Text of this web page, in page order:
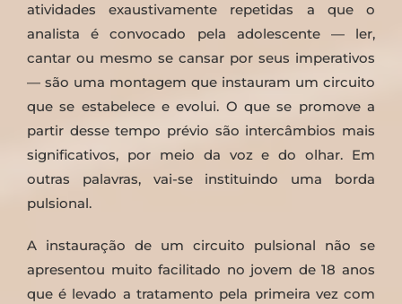
atividades exaustivamente repetidas a que o
analista é convocado pela adolescente — ler,
cantar ou mesmo se cansar por seus imperativos
— são uma montagem que instauram um circuito
que se estabelece e evolui. O que se promove a
partir desse tempo prévio são intercâmbios mais
significativos, por meio da voz e do olhar. Em
outras palavras, vai-se instituindo uma borda
pulsional.
A instauração de um circuito pulsional não se
apresentou muito facilitado no jovem de 18 anos
que é levado a tratamento pela primeira vez com